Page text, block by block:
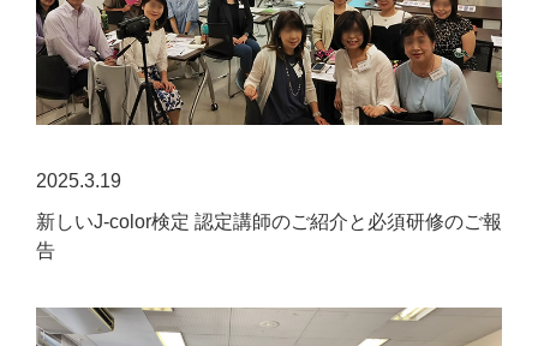
2025.3.19
新しいJ-color検定 認定講師のご紹介と必須研修のご報
告